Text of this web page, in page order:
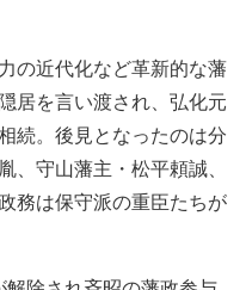
の近代化など革新的な藩
居を言い渡され、弘化元
続。後見となったのは分
、守山藩主・松平頼誠、
務は保守派の重臣たちが